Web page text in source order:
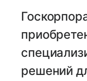
решений